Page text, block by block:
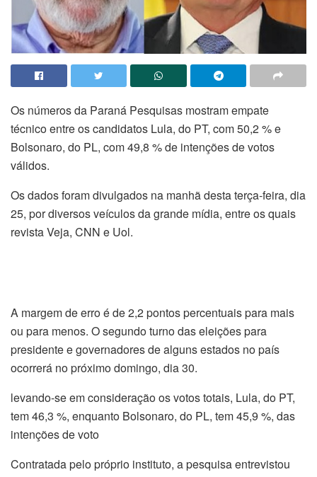
Os números da Paraná Pesquisas mostram empate
técnico entre os candidatos Lula, do PT, com 50,2 % e
Bolsonaro, do PL, com 49,8 % de intenções de votos
válidos.
Os dados foram divulgados na manhã desta terça-feira, dia
25, por diversos veículos da grande mídia, entre os quais
revista Veja, CNN e Uol.
A margem de erro é de 2,2 pontos percentuais para mais
ou para menos. O segundo turno das eleições para
presidente e governadores de alguns estados no país
ocorrerá no próximo domingo, dia 30.
levando-se em consideração os votos totais, Lula, do PT,
tem 46,3 %, enquanto Bolsonaro, do PL, tem 45,9 %, das
intenções de voto
Contratada pelo próprio instituto, a pesquisa entrevistou